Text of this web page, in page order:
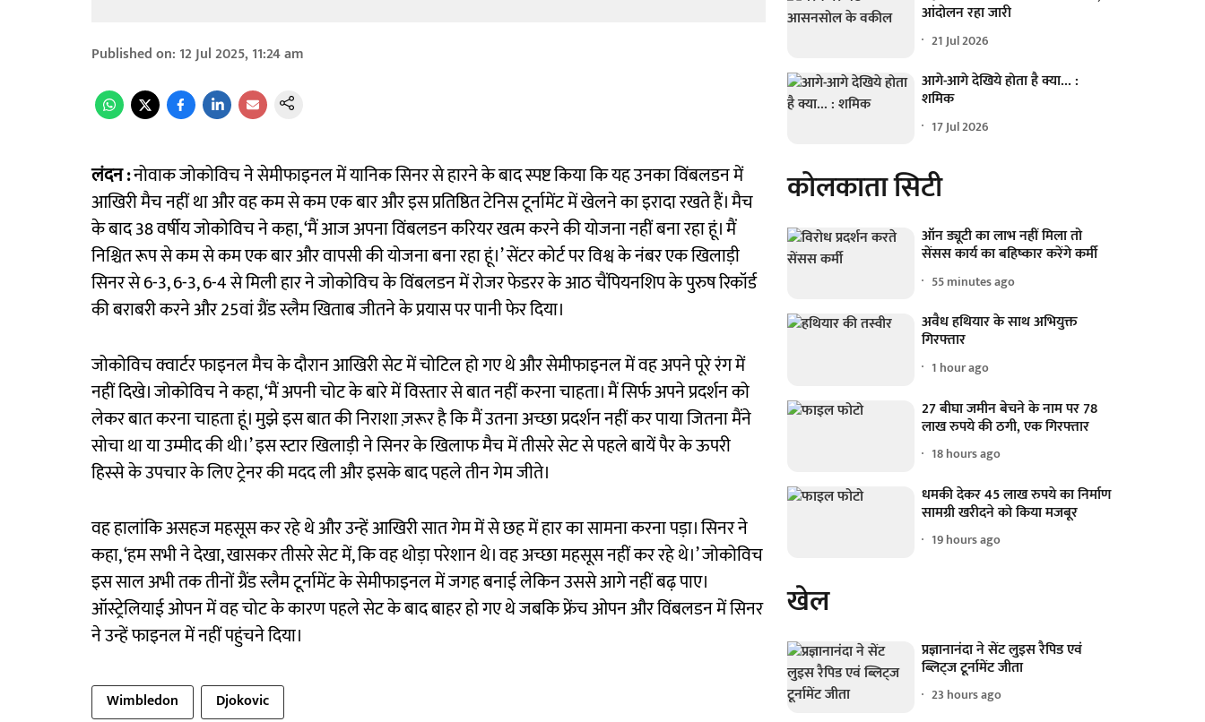
Published on: 12 Jul 2025, 11:24 am
लंदन :नोवाक जोकोविच ने सेमीफाइनल में यानिक सिनर से हारने के बाद स्पष्ट किया कि यह उनका विंबलडन में
आखिरी मैच नहीं था और वह कम से कम एक बार और इस प्रतिष्ठित टेनिस टूर्नामेंट में खेलने का इरादा रखते हैं। मैच
के बाद 38 वर्षीय जोकोविच ने कहा, ‘मैं आज अपना विंबलडन करियर खत्म करने की योजना नहीं बना रहा हूं। मैं
निश्चित रूप से कम से कम एक बार और वापसी की योजना बना रहा हूं।’ सेंटर कोर्ट पर विश्व के नंबर एक खिलाड़ी
सिनर से 6-3, 6-3, 6-4 से मिली हार ने जोकोविच के विंबलडन में रोजर फेडरर के आठ चैंपियनशिप के पुरुष रिकॉर्ड
की बराबरी करने और 25वां ग्रैंड स्लैम खिताब जीतने के प्रयास पर पानी फेर दिया।
जोकोविच क्वार्टर फाइनल मैच के दौरान आखिरी सेट में चोटिल हो गए थे और सेमीफाइनल में वह अपने पूरे रंग में
नहीं दिखे। जोकोविच ने कहा, ‘मैं अपनी चोट के बारे में विस्तार से बात नहीं करना चाहता। मैं सिर्फ अपने प्रदर्शन को
लेकर बात करना चाहता हूं। मुझे इस बात की निराशा ज़रूर है कि मैं उतना अच्छा प्रदर्शन नहीं कर पाया जितना मैंने
सोचा था या उम्मीद की थी।’ इस स्टार खिलाड़ी ने सिनर के खिलाफ मैच में तीसरे सेट से पहले बायें पैर के ऊपरी
हिस्से के उपचार के लिए ट्रेनर की मदद ली और इसके बाद पहले तीन गेम जीते।
वह हालांकि असहज महसूस कर रहे थे और उन्हें आखिरी सात गेम में से छह में हार का सामना करना पड़ा। सिनर ने
कहा, ‘हम सभी ने देखा, खासकर तीसरे सेट में, कि वह थोड़ा परेशान थे। वह अच्छा महसूस नहीं कर रहे थे।’ जोकोविच
इस साल अभी तक तीनों ग्रैंड स्लैम टूर्नामेंट के सेमीफाइनल में जगह बनाई लेकिन उससे आगे नहीं बढ़ पाए।
ऑस्ट्रेलियाई ओपन में वह चोट के कारण पहले सेट के बाद बाहर हो गए थे जबकि फ्रेंच ओपन और विंबलडन में सिनर
ने उन्हें फाइनल में नहीं पहुंचने दिया।
Wimbledon Djokovic
आंदोलन रहा जारी
21 Jul 2026
आगे-आगे देखिये होता है क्या... :
शमिक
17 Jul 2026
कोलकाता सिटी
ऑन ड्यूटी का लाभ नहीं मिला तो
सेंसस कार्य का बहिष्कार करेंगे कर्मी
55 minutes ago
अवैध हथियार के साथ अभियुक्त
गिरफ्तार
1 hour ago
27 बीघा जमीन बेचने के नाम पर 78
लाख रुपये की ठगी, एक गिरफ्तार
18 hours ago
धमकी देकर 45 लाख रुपये का निर्माण
सामग्री खरीदने को किया मजबूर
19 hours ago
खेल
प्रज्ञानानंदा ने सेंट लुइस रैपिड एवं
ब्लिट्ज टूर्नामेंट जीता
23 hours ago